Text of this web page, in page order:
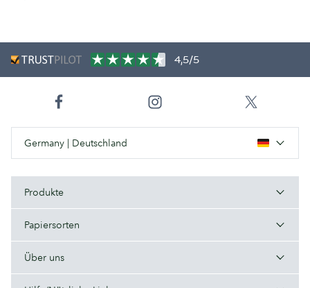
4,5/5
Germany | Deutschland
Produkte
Papiersorten
Über uns